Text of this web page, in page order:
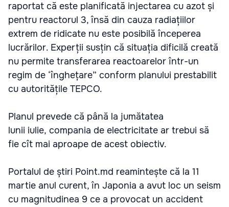
raportat că este planificată injectarea cu azot și
pentru reactorul 3, însă din cauza radiațiilor
extrem de ridicate nu este posibilă începerea
lucrărilor. Experții susțin că situația dificilă creată
nu permite transferarea reactoarelor într-un
regim de ‘înghețare” conform planului prestabilit
cu autoritățile TEPCO.
Planul prevede că până la jumătatea
lunii iulie, compania de electricitate ar trebui să
fie cît mai aproape de acest obiectiv.
Portalul de știri Point.md reamintește că la 11
martie anul curent, în Japonia a avut loc un seism
cu magnitudinea 9 ce a provocat un accident